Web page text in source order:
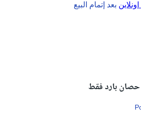
بعد إتمام البيع